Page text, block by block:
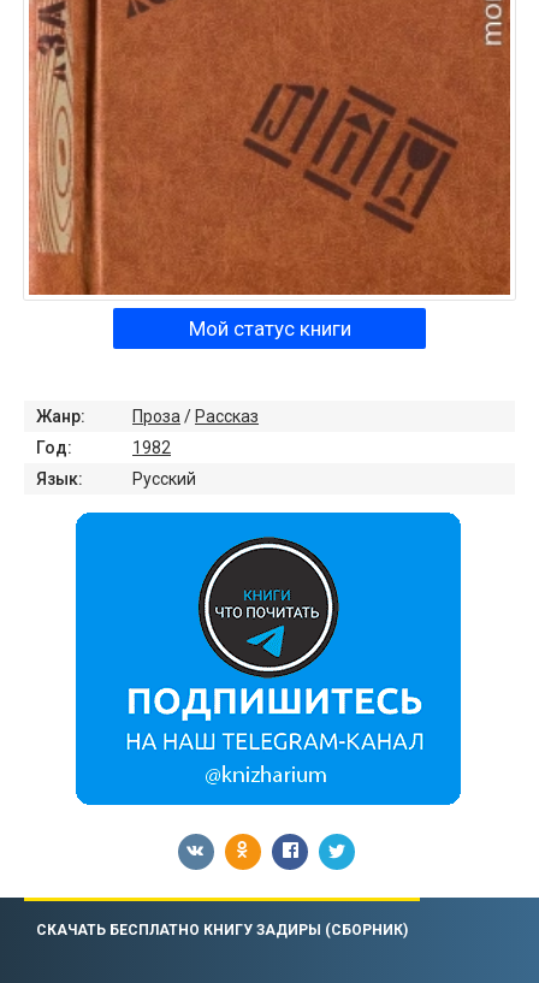
Мой статус книги
Жанр: Проза /Рассказ
Год:
1982
Язык:
Русский
СКАЧАТЬ БЕСПЛАТНО КНИГУ ЗАДИРЫ (СБОРНИК)